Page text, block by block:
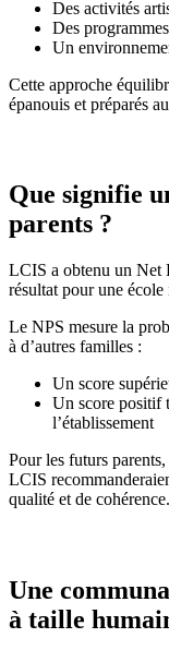
Des activités
Des
Un
Cette approche
épanouis et préparés
Que signifie
parents ?
LCIS a obtenu un Net
résultat pour une école
Le NPS mesure la
à d’autres familles :
Un score
Un score positif
l’établissement
Pour les futurs
LCIS
qualité et de cohérence.
Une
à taille